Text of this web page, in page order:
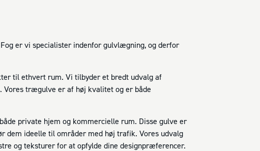
er vi specialister indenfor gulvlægning, og derfor
til ethvert rum. Vi tilbyder et bredt udvalg af
trægulve er af høj kvalitet og er både
private hjem og kommercielle rum. Disse gulve er
dem ideelle til områder med høj trafik. Vores udvalg
og teksturer for at opfylde dine designpræferencer.